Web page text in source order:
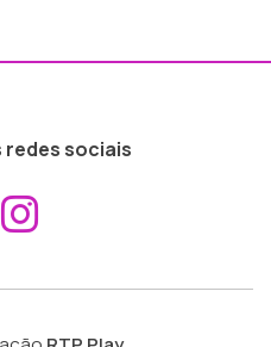
redes sociais
Aceder ao